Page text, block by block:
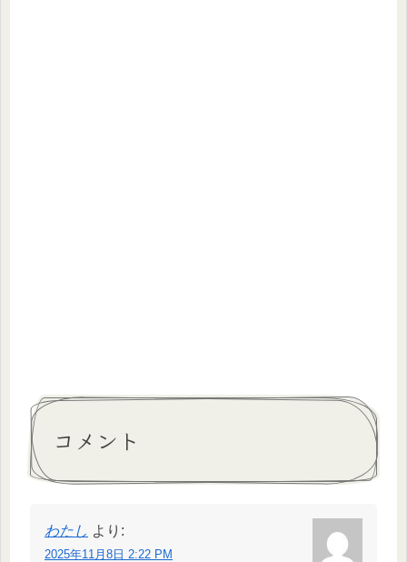
コメント
わたし より:
2025年11月8日 2:22 PM